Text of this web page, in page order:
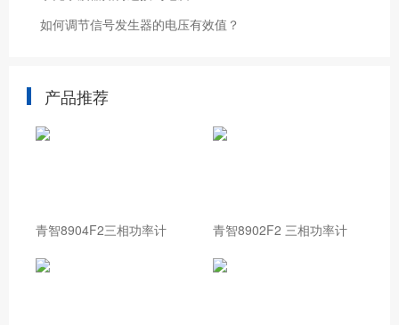
如何调节信号发生器的电压有效值？
产品推荐
青智8904F2三相功率计 青智8902F2 三相功率计